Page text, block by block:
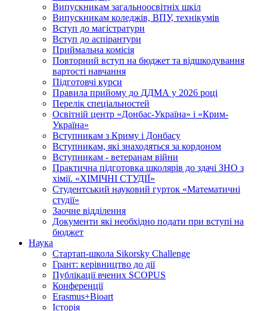
Випускникам загальноосвітніх шкіл
Випускникам коледжів, ВПУ, технікумів
Вступ до магістратури
Вступ до аспірантури
Приймальна комісія
Повторний вступ на бюджет та відшкодування
вартості навчання
Підготовчі курси
Правила прийому до ДДМА у 2026 році
Перелік спеціальностей
Освітній центр «Донбас-Україна» і «Крим-
Україна»
Вступникам з Криму і Донбасу
Вступникам, які знаходяться за кордоном
Вступникам - ветеранам війни
Практична підготовка школярів до здачі ЗНО з
хімії. «ХІМІЧНІ СТУДІЇ»
Студентський науковий гурток «Математичні
студії»
Заочне відділення
Документи які необхідно подати при вступі на
бюджет
Наука
Стартап-школа Sikorsky Challenge
Грант: керівництво до дії
Публікації вчених SCOPUS
Конференції
Erasmus+Bioart
Історія